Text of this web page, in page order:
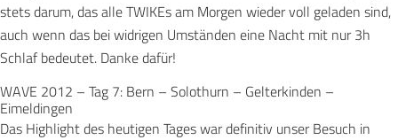
stets darum, das alle TWIKEs am Morgen wieder voll geladen sind,
auch wenn das bei widrigen Umständen eine Nacht mit nur 3h
Schlaf bedeutet. Danke dafür!
WAVE 2012 – Tag 7: Bern – Solothurn – Gelterkinden –
Eimeldingen
Das Highlight des heutigen Tages war definitiv unser Besuch in